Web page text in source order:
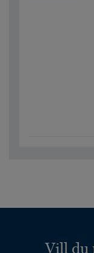
Vill du